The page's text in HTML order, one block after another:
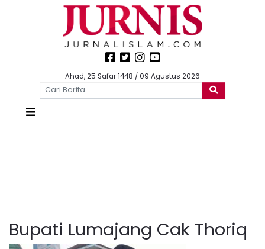
Ahad, 25 Safar 1448 / 09 Agustus 2026
Bupati Lumajang Cak Thoriq